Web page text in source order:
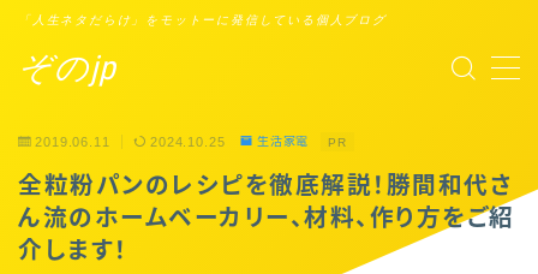
ぞのjp
「人生ネタだらけ」をモットーに発信している個人ブログ
MENU
Points of You
2019.06.11 2024.10.25 生活家電 PR
全粒粉パンのレシピを徹底解説！勝間和代さ
ん流のホームベーカリー、材料、作り方をご紹
介します！